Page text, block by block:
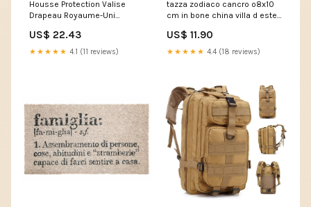
Housse Protection Valise
Drapeau Royaume-Uni
US$ 22.43
★★★★★ 4.1 (11 reviews)
tazza zodiaco cancro o8x10
cm in bone china villa d este
839-128CG
US$ 11.90
★★★★★ 4.4 (18 reviews)